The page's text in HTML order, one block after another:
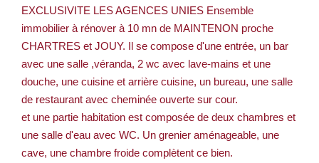
EXCLUSIVITE LES AGENCES UNIES Ensemble
immobilier à rénover à 10 mn de MAINTENON proche
CHARTRES et JOUY. Il se compose d'une entrée, un bar
avec une salle ,véranda, 2 wc avec lave-mains et une
douche, une cuisine et arrière cuisine, un bureau, une salle
de restaurant avec cheminée ouverte sur cour.
et une partie habitation est composée de deux chambres et
une salle d'eau avec WC. Un grenier aménageable, une
cave, une chambre froide complètent ce bien.